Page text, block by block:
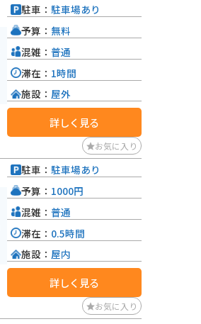
駐車： 駐車場あり
予算： 無料
混雑： 普通
滞在： 1時間
施設： 屋外
詳しく見る
お気に入り
駐車： 駐車場あり
予算： 1000円
混雑： 普通
滞在： 0.5時間
施設： 屋内
詳しく見る
お気に入り